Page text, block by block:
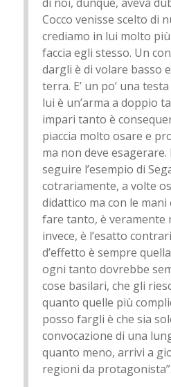
di noi, dunque, aveva
Cocco venisse scelto di
crediamo in lui molto
faccia egli stesso. Un
dargli è di volare basso
terra. E’ un po’ una
lui è un’arma a doppio
impari tanto è
piaccia molto osare e
ma non deve
seguire l’esempio di
cotrariamente, a volte
didattico ma con le
fare tanto, è veramente
invece, è l’esatto
d’effetto è sempre
ogni tanto dovrebbe
cose basilari, che gli
quanto quelle più
posso fargli è che sia
convocazione di una
quanto meno, arrivi a
regioni da protagonista”.